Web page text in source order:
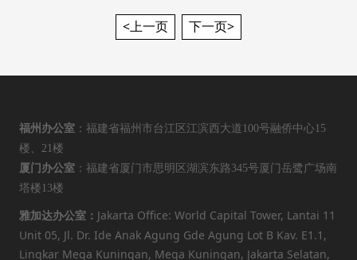
<上一页 下一页>
福州办公室 ：福建省福州市台江区江滨西大道100号融侨中心15
楼、21楼
厦门办公室 ：福建省厦门市思明区湖滨东路345号厦门岳鹭广场南
塔楼13楼
雅加达办公室： Jakarta Office: World Capital Tower, Lantai 11
Unit 05, Jl. Dr. Ide Anak Agung Gde Agung Lot B Kav. E1.1,
Lingkar Mega Kuningan, Mega Kuningan, Jakarta Selatan,